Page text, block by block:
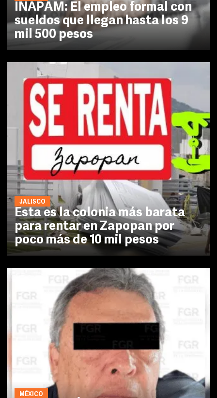
INAPAM: El empleo formal con
sueldos que llegan hasta los 9
mil 500 pesos
JALISCO
Esta es la colonia más barata
para rentar en Zapopan por
poco más de 10 mil pesos
MÉXICO